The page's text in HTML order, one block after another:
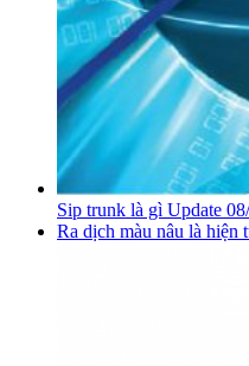
Sip trunk là gì Update
Ra dịch màu nâu là hiện